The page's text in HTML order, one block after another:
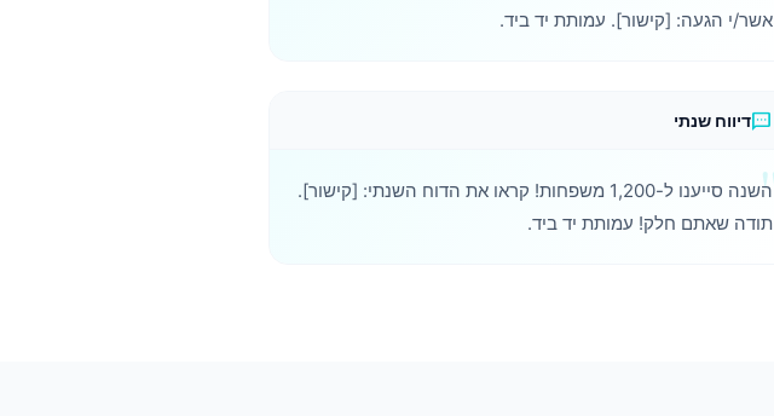
אשר/י הגעה: [קישור]. עמותת יד ביד.
smsדיווח שנתי
השנה סייענו ל-1,200 משפחות! קראו את הדוח השנתי: [קישור].
תודה שאתם חלק! עמותת יד ביד.